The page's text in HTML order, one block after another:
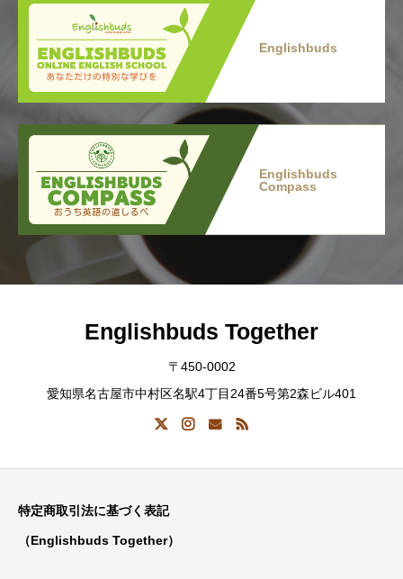
Englishbuds
Englishbuds
Compass
Englishbuds Together
〒450-0002
愛知県名古屋市中村区名駅4丁目24番5号第2森ビル401
特定商取引法に基づく表記
（Englishbuds Together）